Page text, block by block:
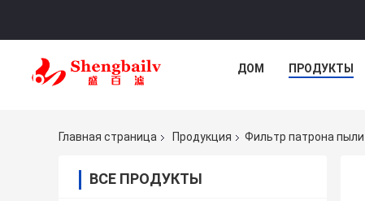
ДОМ ПРОДУКТЫ
Главная страница Продукция Фильтр патрона пыли
ВСЕ ПРОДУКТЫ